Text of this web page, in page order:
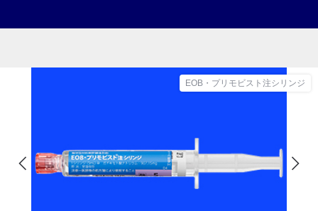
EOB・プリモビスト注シリンジ